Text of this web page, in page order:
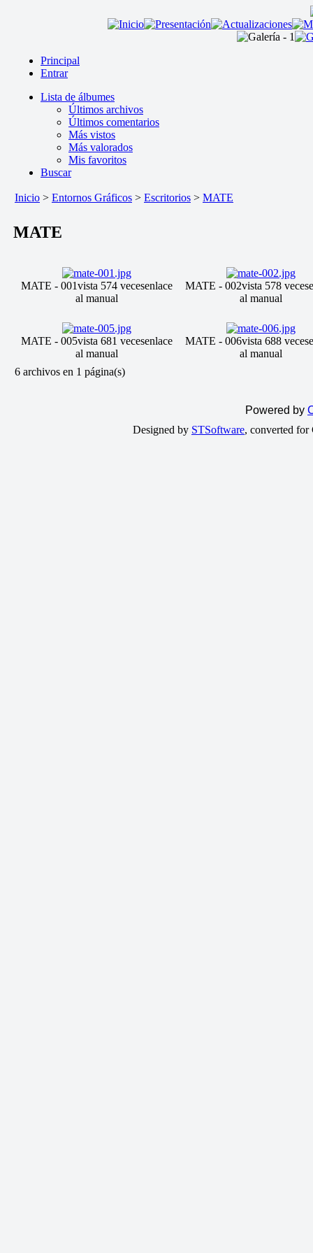
Principal
Entrar
Lista de álbumes
Últimos archivos
Últimos comentarios
Más vistos
Más valorados
Mis favoritos
Buscar
Inicio > Entornos Gráficos > Escritorios > MATE
MATE
MATE - 001vista 574 vecesenlace
al manual
MATE - 002vista 578 veces
al manual
MATE - 005vista 681 vecesenlace
al manual
MATE - 006vista 688 veces
al manual
6 archivos en 1 página(s)
Powered by
Designed by STSoftware, converted